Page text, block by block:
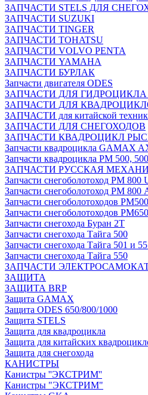
ЗАПЧАСТИ STELS ДЛЯ
ЗАПЧАСТИ SUZUKI
ЗАПЧАСТИ TINGER
ЗАПЧАСТИ TOHATSU
ЗАПЧАСТИ VOLVO PENTA
ЗАПЧАСТИ YAMAHA
ЗАПЧАСТИ БУРЛАК
Запчасти двигателя ODES
ЗАПЧАСТИ ДЛЯ ГИДРОЦИКЛА
ЗАПЧАСТИ ДЛЯ
ЗАПЧАСТИ для китайской
ЗАПЧАСТИ ДЛЯ СНЕГОХОДОВ
ЗАПЧАСТИ КВАДРОЦИКЛ
Запчасти квадроцикла GAMAX
Запчасти квадроцикла РМ 500,
ЗАПЧАСТИ РУССКАЯ
Запчасти снегоболотоход РМ 800
Запчасти снегоболотоход РМ 800
Запчасти снегоболотоходов
Запчасти снегоболотоходов
Запчасти снегохода Буран 2Т
Запчасти снегохода Тайга 500
Запчасти снегохода Тайга 501 и
Запчасти снегохода Тайга 550
ЗАПЧАСТИ
ЗАЩИТА
ЗАЩИТА BRP
Защита GAMAX
Защита ODES 650/800/1000
Защита STELS
Защита для квадроцикла
Защита для китайских
Защита для снегохода
КАНИСТРЫ
Канистры ''ЭКСТРИМ''
Канистры "ЭКСТРИМ"